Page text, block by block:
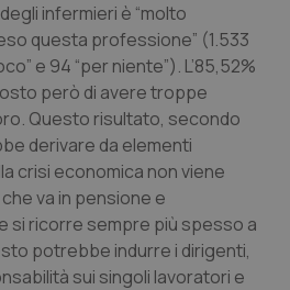
& Rettocolite Ulcerosa
patologie neurodegenerative
infermieri è “molto
questa professione” (1.533
e 94 “per niente”). L’85,52%
però di avere troppe
Questo risultato, secondo
derivare da elementi
crisi economica non viene
va in pensione e
si ricorre sempre più spesso a
potrebbe indurre i dirigenti,
sui singoli lavoratori e